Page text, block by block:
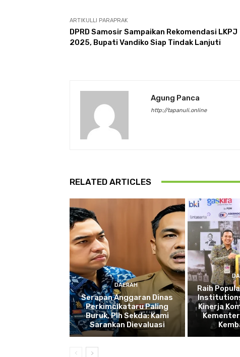
ARTIKULLI PARAPRAK
DPRD Samosir Sampaikan Rekomendasi LKPJ
2025, Bupati Vandiko Siap Tindak Lanjuti
Agung Panca
http://tapanuli.online
RELATED ARTICLES
DAERAH
Serapan Anggaran Dinas
Perkimcikataru Paling
Buruk, Plh Sekda: Kami
Sarankan Dievaluasi
Raih
Kinerja